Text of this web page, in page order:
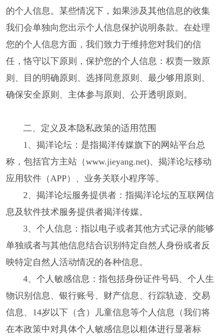
的个人信息。某些情况下，如果涉及其他信息的收集
我们会单独向您出示个人信息保护说明条款。在处理
您的个人信息方面，我们致力于维持您对我们的信
任，恪守以下原则，保护您的个人信息：权责一致原
则、目的明确原则、选择同意原则、最少够用原则、
确保安全原则、主体参与原则、公开透明原则。
二、定义及本隐私政策的适用范围
1、揭洋论坛：是指揭洋传媒旗下的网站平台总
称，包括官方主站（www.jieyang.net)、揭洋论坛移动
应用软件（APP）、业务关联小程序等。
2、揭洋论坛服务提供者：指揭洋论坛的互联网信
息及软件技术服务提供者揭洋传媒。
3、个人信息：指以电子或者其他方式记录的能够
单独或者与其他信息结合识别特定自然人身份或者反
映特定自然人活动情况的各种信息。
4、个人敏感信息：指包括身份证件号码、个人生
物识别信息、银行账号、财产信息、行踪轨迹、交易
信息、14岁以下（含）儿童信息等个人信息（我们将
在本政策中对具体个人敏感信息以粗体进行显著标